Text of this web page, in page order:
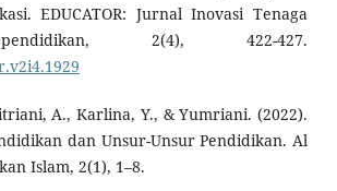
EDUCATOR: Jurnal Inovasi Tenaga
2(4), 422-427.
A., Karlina, Y., & Yumriani. (2022).
dan Unsur-Unsur Pendidikan. Al
Islam, 2(1), 1–8.